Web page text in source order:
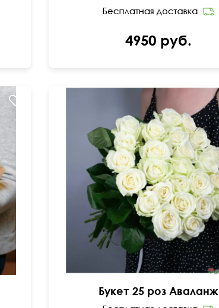
4950 руб.
50 см 25 см
Букет 25 роз Аваланж